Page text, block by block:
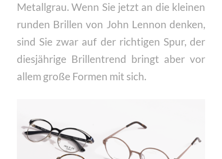
Metallgrau. Wenn Sie jetzt an die kleinen
runden Brillen von John Lennon denken,
sind Sie zwar auf der richtigen Spur, der
diesjährige Brillentrend bringt aber vor
allem große Formen mit sich.